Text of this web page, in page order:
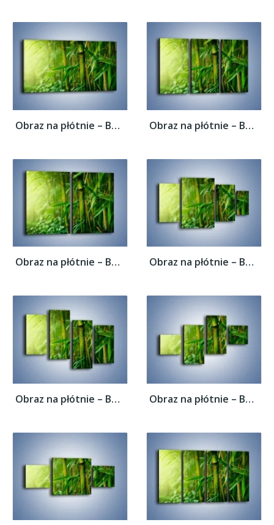
Obraz na płótnie – Bambus w roli głównej –... Obraz na płótnie – Bambus w roli głównej –...
Obraz na płótnie – Bambus w roli głównej –... Obraz na płótnie – Bambus w roli głównej –...
Obraz na płótnie – Bambus w roli głównej –... Obraz na płótnie – Bambus w roli głównej –...